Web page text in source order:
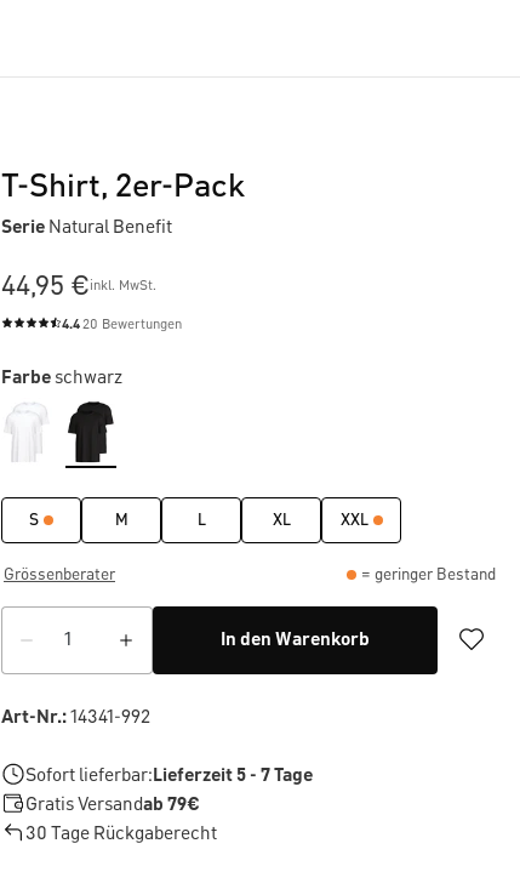
T-Shirt, 2er-Pack
Serie Natural Benefit
44,95 €inkl. MwSt.
Durchschnittliche Bewertung von 4.4 von 5 Sternen
4.420 Bewertungen
Farbeschwarz
S M L XL XXL
Grössenberater = geringer Bestand
In den Warenkorb
Art-Nr.:14341-992
Sofort lieferbar: Lieferzeit 5 - 7 Tage
Gratis Versandab 79€
30 Tage Rückgaberecht